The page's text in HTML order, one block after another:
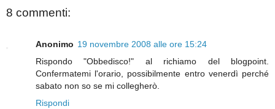
8 commenti:
Anonimo 19 novembre 2008 alle ore 15:24
Rispondo "Obbedisco!" al richiamo del blogpoint.
Confermatemi l'orario, possibilmente entro venerdì perché
sabato non so se mi collegherò.
Rispondi